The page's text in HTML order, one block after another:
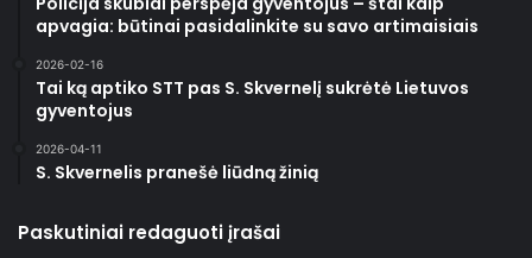
apvagia: būtinai pasidalinkite su savo artimaisiais
2026-02-16
Tai ką aptiko STT pas S. Skvernelį sukrėtė Lietuvos
gyventojus
2026-04-11
S. Skvernelis pranešė liūdną žinią
Paskutiniai redaguoti įrašai